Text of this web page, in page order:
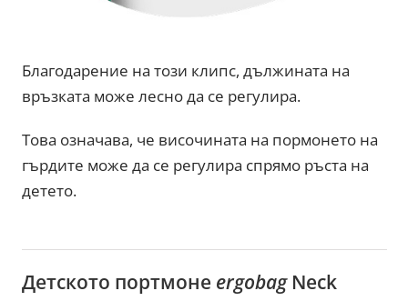
Благодарение на този клипс, дължината на
връзката може лесно да се регулира.
Това означава, че височината на пормонето на
гърдите може да се регулира спрямо ръста на
детето.
Детското портмоне ergobagNeck